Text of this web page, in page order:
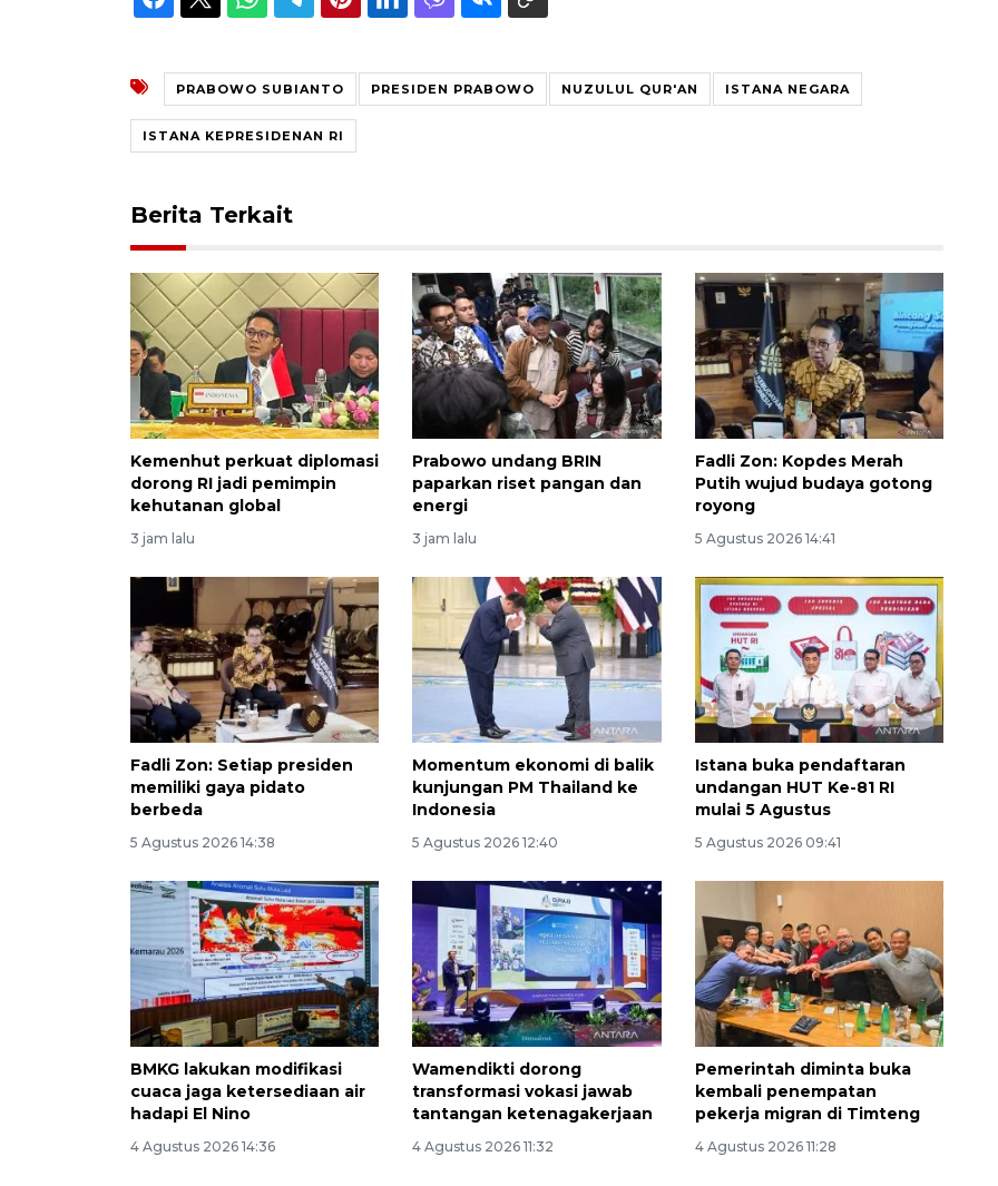
PRABOWO SUBIANTO PRESIDEN PRABOWO NUZULUL QUR'AN ISTANA NEGARA
ISTANA KEPRESIDENAN RI
Berita Terkait
Kemenhut perkuat diplomasi
dorong RI jadi pemimpin
kehutanan global
3 jam lalu
Prabowo undang BRIN
paparkan riset pangan dan
energi
3 jam lalu
Fadli Zon: Kopdes Merah
Putih wujud budaya gotong
royong
5 Agustus 2026 14:41
Fadli Zon: Setiap presiden
memiliki gaya pidato
berbeda
5 Agustus 2026 14:38
Momentum ekonomi di balik
kunjungan PM Thailand ke
Indonesia
5 Agustus 2026 12:40
Istana buka pendaftaran
undangan HUT Ke-81 RI
mulai 5 Agustus
5 Agustus 2026 09:41
BMKG lakukan modifikasi
cuaca jaga ketersediaan air
hadapi El Nino
4 Agustus 2026 14:36
Wamendikti dorong
transformasi vokasi jawab
tantangan ketenagakerjaan
4 Agustus 2026 11:32
Pemerintah diminta buka
kembali penempatan
pekerja migran di Timteng
4 Agustus 2026 11:28
Sinyal positif perekonomian
Indonesia
2026-08-05 15:00:00